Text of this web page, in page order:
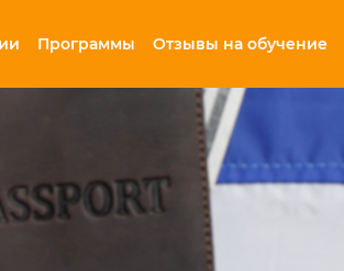
Программы Отзывы на обучение